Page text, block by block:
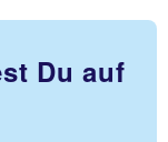
Du auf